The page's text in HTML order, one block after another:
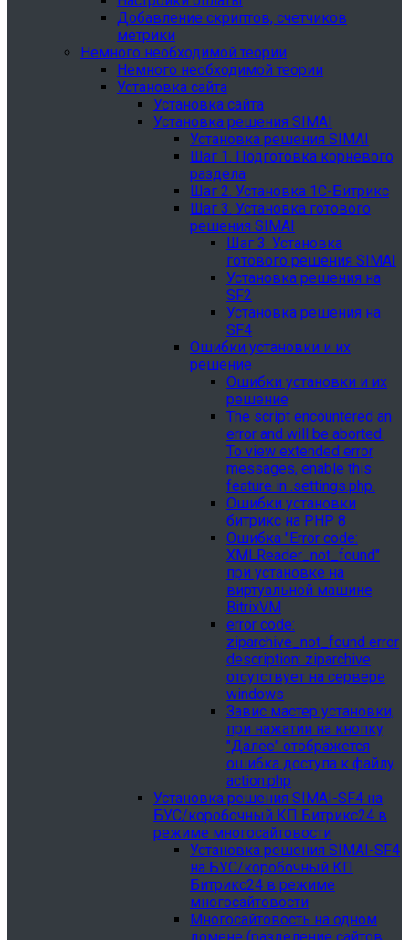
Добавление скриптов, счетчиков
метрики
Немного необходимой теории
Немного необходимой теории
Установка сайта
Установка сайта
Установка решения SIMAI
Установка решения SIMAI
Шаг 1. Подготовка корневого
раздела
Шаг 2. Установка 1С-Битрикс
Шаг 3. Установка готового
решения SIMAI
Шаг 3. Установка
готового решения SIMAI
Установка решения на
SF2
Установка решения на
SF4
Ошибки установки и их
решение
Ошибки установки и их
решение
The script encountered an
error and will be aborted.
To view extended error
messages, enable this
feature in .settings.php.
Ошибки установки
битрикс на PHP 8
Ошибка "Error сode:
XMLReader_not_found"
при установке на
виртуальной машине
BitrixVM
error сode:
ziparchive_not_found error
description: ziparchive
отсутствует на сервере
windows
Завис мастер установки,
при нажатии на кнопку
"Далее" отображется
ошибка доступа к файлу
action.php
Установка решения SIMAI-SF4 на
БУС/коробочный КП Битрикс24 в
режиме многосайтовости
Установка решения SIMAI-SF4
на БУС/коробочный КП
Битрикс24 в режиме
многосайтовости
Многосайтовость на одном